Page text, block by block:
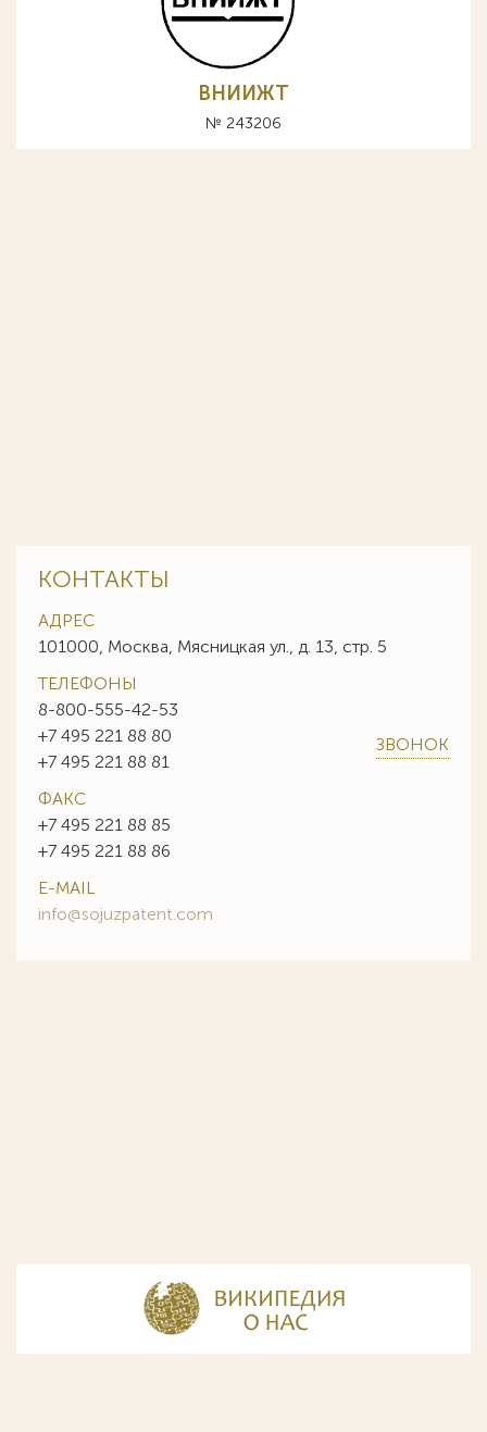
ВНИИЖТ
№ 243206
КОНТАКТЫ
АДРЕС
101000, Москва, Мясницкая ул., д. 13, стр. 5
ТЕЛЕФОНЫ
8-800-555-42-53
+7 495 221 88 80
+7 495 221 88 81
ЗВОНОК
ФАКС
+7 495 221 88 85
+7 495 221 88 86
E-MAIL
info@sojuzpatent.com